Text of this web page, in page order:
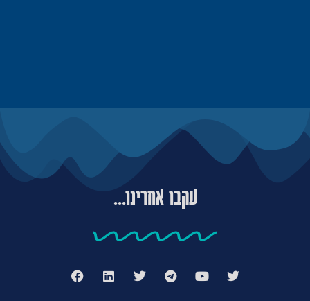
עקבו אחרינו...